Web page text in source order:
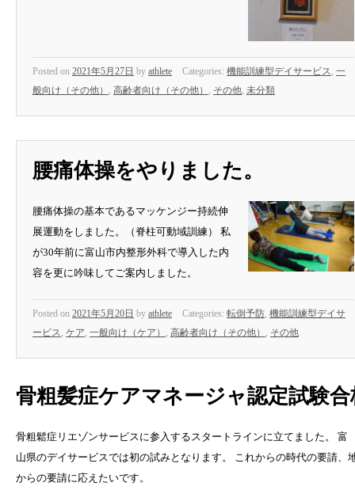
Posted on 2021年5月27日 by athlete Categories: 機能訓練型デイサービス 一
般向け（その他）
高齢者向け（その他） その他 未分類
腰痛体操をやりました。
腰痛体操の基本であるマッケンジー持続伸
展運動をしました。（脊柱可動域訓練） 私
が30年前に富山市内整形外科で導入した内
容を更に吟味してご案内しました。
Posted on 2021年5月20日 by athlete Categories: 転倒予防 機能訓練型デイサ
ービス ケア 一般向け（ケア） 高齢者向け（その他） その他
骨粗髪症ケアマネージャ認定試験合
骨粗鬆症リエゾンサービスに参入するスタートラインに立てました。 富
山県のデイサービスでは初の試みとなります。 これからの時代の要請、
からの要請に応えたいです。